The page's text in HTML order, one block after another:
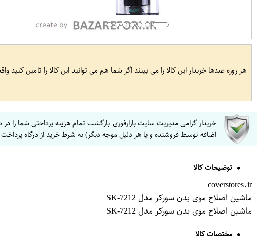
هر روزه صدها خریدار این کالا را می بینند اگر شما هم می توانید این کالا را تامین کنید
خریدار گرامی مدیریت سایت بازارفوری بازگشت تمام هزینه پرداختی شما
اضافه توسط فروشنده و یا هر دلیل موجه دیگر) به شرط خرید از درگاه
توضیحات کالا
coverstores.ir
ماشین اصلاح موی بدن سورکر مدل SK-7212
ماشین اصلاح موی بدن سورکر مدل SK-7212
مختصات کالا